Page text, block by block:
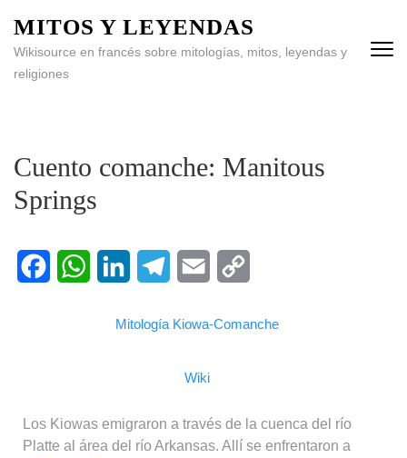
MITOS Y LEYENDAS
Wikisource en francés sobre mitologías, mitos, leyendas y
religiones
Cuento comanche: Manitous
Springs
Link
Mitología Kiowa-Comanche
Wiki
Los Kiowas emigraron a través de la cuenca del río
Platte al área del río Arkansas. Allí se enfrentaron a